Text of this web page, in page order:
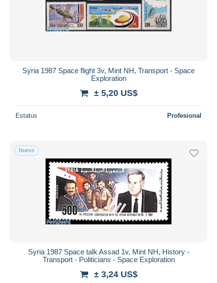
Syria 1987 Space flight 3v, Mint NH, Transport - Space
Exploration
± 5,20 US$
Estatus Profesional
Nuevo
Syria 1987 Space talk Assad 1v, Mint NH, History -
Transport - Politicians - Space Exploration
± 3,24 US$